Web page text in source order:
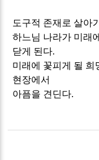
도구적 존재로 살아
하느님 나라가 미래
닫게 된다.
미래에 꽃피게 될 희
현장에서
아픔을 견딘다.